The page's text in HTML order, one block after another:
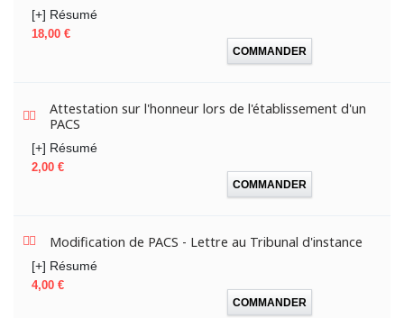
[+] Résumé
Prix
18,00 €
COMMANDER
Attestation sur l'honneur lors de l'établissement d'un
PACS
[+] Résumé
Prix
2,00 €
COMMANDER
Modification de PACS - Lettre au Tribunal d'instance
[+] Résumé
Prix
4,00 €
COMMANDER